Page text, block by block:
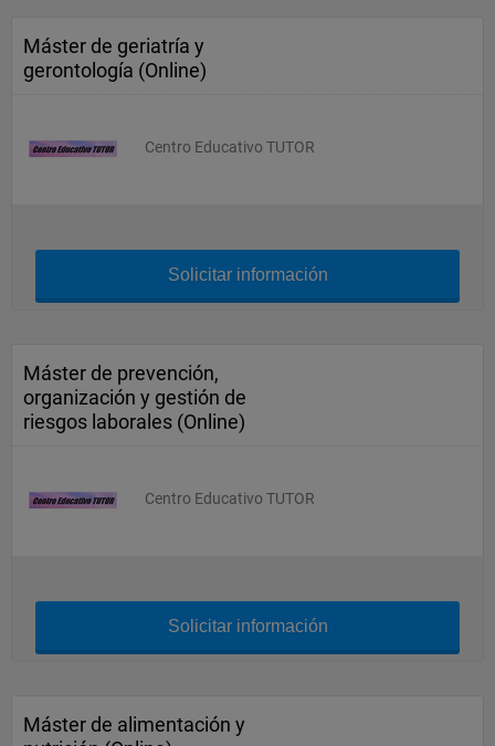
Máster de geriatría y
gerontología (Online)
Centro Educativo TUTOR
Solicitar información
Máster de prevención,
organización y gestión de
riesgos laborales (Online)
Centro Educativo TUTOR
Solicitar información
Máster de alimentación y